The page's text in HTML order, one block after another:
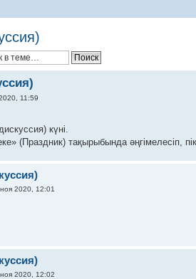
11:59
күні.
(Праздник) тақырыбында әңгімелесіп,
2020, 12:01
2020, 12:02